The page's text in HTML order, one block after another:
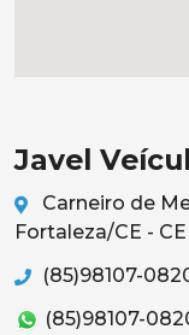
Javel
Carneiro de
Fortaleza/CE -
(85)98107-
(85)98107-